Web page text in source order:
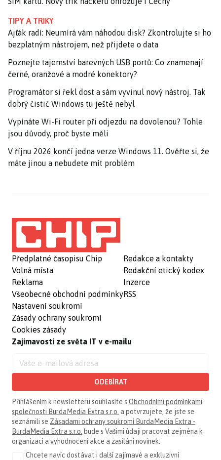
TIPY A TRIKY
Ajťák radí: Neumírá vám náhodou disk? Zkontrolujte si ho
bezplatným nástrojem, než přijdete o data
Poznejte tajemství barevných USB portů: Co znamenají
černé, oranžové a modré konektory?
Programátor si řekl dost a sám vyvinul nový nástroj. Tak
dobrý čistič Windows tu ještě nebyl
Vypínáte Wi-Fi router při odjezdu na dovolenou? Tohle
jsou důvody, proč byste měli
V říjnu 2026 končí jedna verze Windows 11. Ověřte si, že
máte jinou a nebudete mít problém
Předplatné časopisu Chip
Volná místa
Reklama
Všeobecné obchodní podmínky
Nastavení soukromí
Zásady ochrany soukromí
Cookies zásady
Redakce a kontakty
Redakční etický kodex
Inzerce
RSS
Zajímavosti ze světa IT v e-mailu
ODEBÍRAT
Přihlášením k newsletteru souhlasíte s Obchodními podmínkami
společnosti BurdaMedia Extra s.r.o. a potvrzujete, že jste se
seznámili se Zásadami ochrany soukromí BurdaMedia Extra -
BurdaMedia Extra s.r.o. bude s Vašimi údaji pracovat zejména k
organizaci a vyhodnocení akce a zasílání novinek.
Chcete navíc dostávat i další zajímavé a exkluzivní